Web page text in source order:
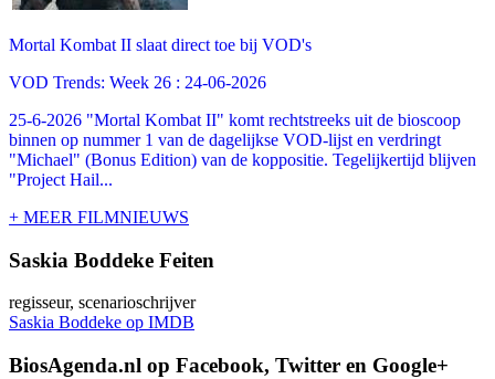
Mortal Kombat II slaat direct toe bij VOD's
VOD Trends: Week 26 : 24-06-2026
25-6-2026 "Mortal Kombat II" komt rechtstreeks uit de bioscoop
binnen op nummer 1 van de dagelijkse VOD-lijst en verdringt
"Michael" (Bonus Edition) van de koppositie. Tegelijkertijd blijven
"Project Hail...
+ MEER FILMNIEUWS
Saskia Boddeke Feiten
regisseur, scenarioschrijver
Saskia Boddeke op IMDB
BiosAgenda.nl op Facebook, Twitter en Google+